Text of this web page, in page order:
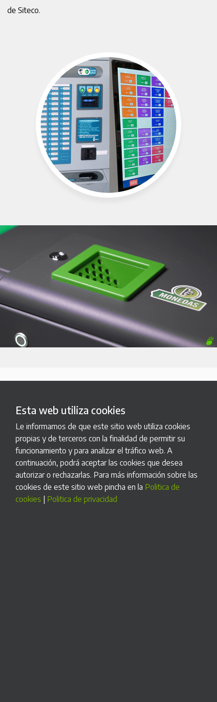
de Siteco.
Fabricación a medida
Podemos adaptar nuestros productos estándar a tus
necesidades.
Esta web utiliza cookies
Le informamos de que este sitio web utiliza cookies
propias y de terceros con la finalidad de permitir su
funcionamiento y para analizar el tráfico web. A
continuación, podrá aceptar las cookies que desea
autorizar o rechazarlas. Para más información sobre las
cookies de este sitio web pincha en la Politica de
cookies
Politica de privacidad